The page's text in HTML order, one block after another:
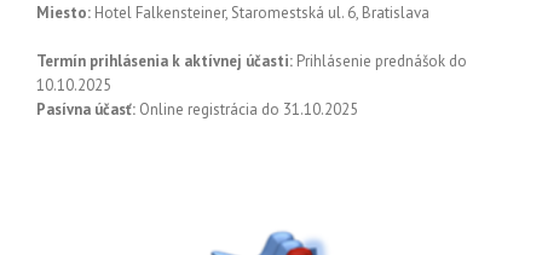
Miesto: Hotel Falkensteiner, Staromestská ul. 6, Bratislava
Termín prihlásenia k aktívnej účasti: Prihlásenie prednášok do
10.10.2025
Pasívna účasť: Online registrácia do 31.10.2025